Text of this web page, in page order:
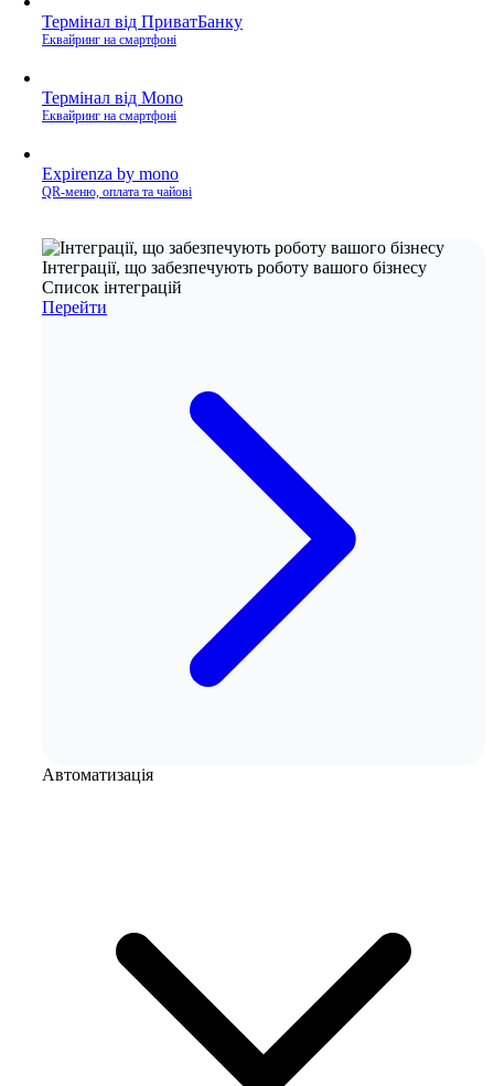
Термінал від ПриватБанку
Еквайринг на смартфоні
Термінал від Mono
Еквайринг на смартфоні
Expirenza by mono
QR-меню, оплата та чайові
Інтеграції, що забезпечують роботу вашого бізнесу
Список інтеграцій
Перейти
Автоматизація